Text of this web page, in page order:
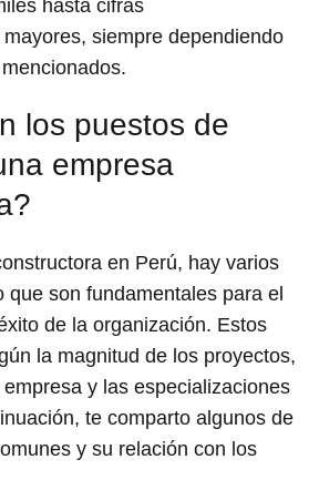
hasta cifras
siempre dependiendo
los puestos de
empresa
en Perú, hay varios
que son fundamentales para el
de la organización. Estos
la magnitud de los proyectos,
y las especializaciones
te comparto algunos de
y su relación con los